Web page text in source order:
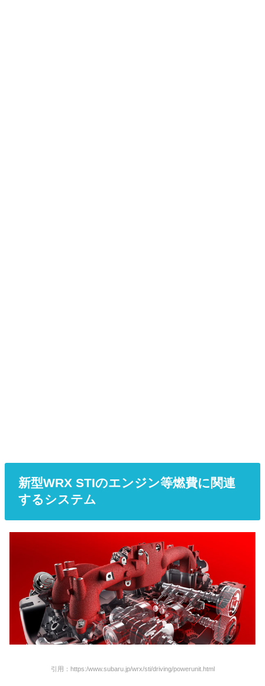
新型WRX STIのエンジン等燃費に関連
するシステム
引用：https:/www.subaru.jp/wrx/sti/driving/powerunit.html